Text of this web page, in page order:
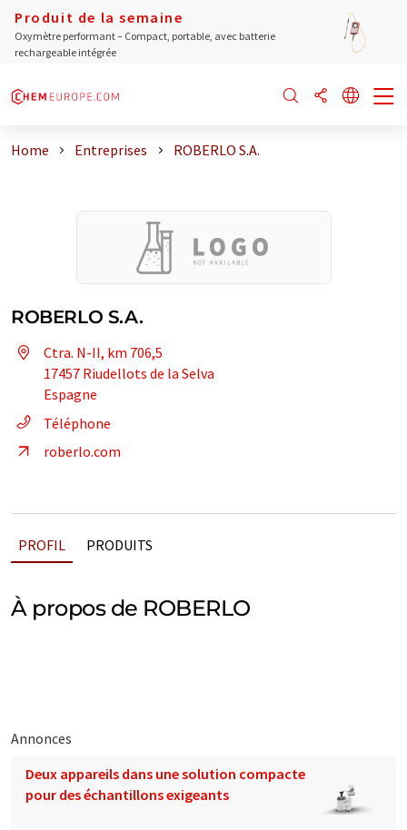
Produit de la semaine
Oxymètre performant – Compact, portable, avec batterie
rechargeable intégrée
Home Entreprises ROBERLO S.A.
ROBERLO S.A.
Ctra. N-II, km 706,5
17457 Riudellots de la Selva
Espagne
Téléphone
roberlo.com
PROFIL PRODUITS
À propos de ROBERLO
Annonces
Deux appareils dans une solution compacte
pour des échantillons exigeants